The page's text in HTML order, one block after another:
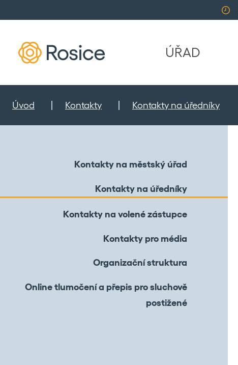
ÚŘAD
Úvod Kontakty Kontakty na úředníky
Kontakty na městský úřad
Kontakty na úředníky
Kontakty na volené zástupce
Kontakty pro média
Organizační struktura
Online tlumočení a přepis pro sluchově
postižené